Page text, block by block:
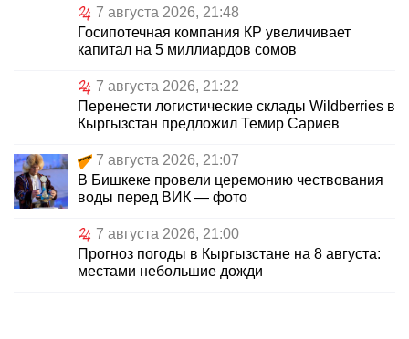
7 августа 2026, 21:48
Госипотечная компания КР увеличивает
капитал на 5 миллиардов сомов
7 августа 2026, 21:22
Перенести логистические склады Wildberries в
Кыргызстан предложил Темир Сариев
7 августа 2026, 21:07
В Бишкеке провели церемонию чествования
воды перед ВИК — фото
7 августа 2026, 21:00
Прогноз погоды в Кыргызстане на 8 августа:
местами небольшие дожди